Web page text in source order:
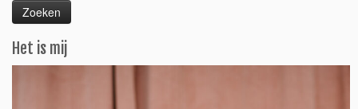
Het is mij